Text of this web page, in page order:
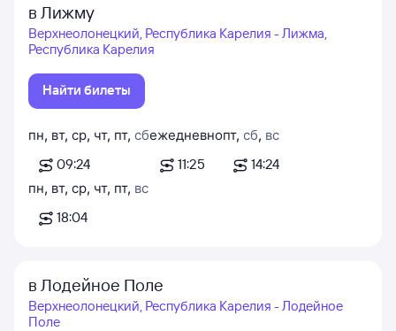
в Лижму
Верхнеолонецкий, Республика Карелия - Лижма,
Республика Карелия
Найти билеты
пн, вт, ср, чт, пт, сб
09:24
ежедневно
11:25
пт, сб, вс
14:24
пн, вт, ср, чт, пт, вс
18:04
в Лодейное Поле
Верхнеолонецкий, Республика Карелия - Лодейное
Поле